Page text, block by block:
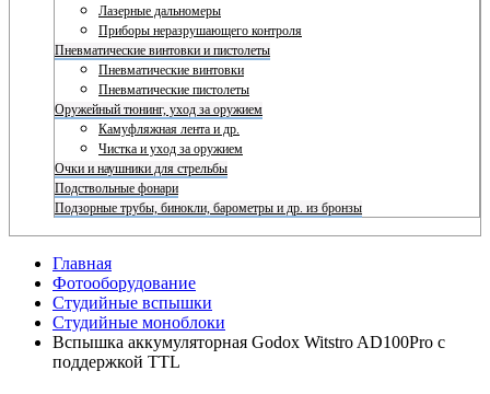
Лазерные дальномеры
Приборы неразрушающего контроля
Пневматические винтовки и пистолеты
Пневматические винтовки
Пневматические пистолеты
Оружейный тюнинг, уход за оружием
Камуфляжная лента и др.
Чистка и уход за оружием
Очки и наушники для стрельбы
Подствольные фонари
Подзорные трубы, бинокли, барометры и др. из бронзы
Главная
Фотооборудование
Студийные вспышки
Студийные моноблоки
Вспышка аккумуляторная Godox Witstro AD100Pro с
поддержкой TTL